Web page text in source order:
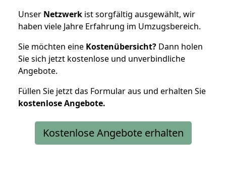
Unser Netzwerk ist sorgfältig ausgewählt, wir
haben viele Jahre Erfahrung im Umzugsbereich.
Sie möchten eine Kostenübersicht? Dann holen
Sie sich jetzt kostenlose und unverbindliche
Angebote.
Füllen Sie jetzt das Formular aus und erhalten Sie
kostenloseAngebote.
Kostenlose Angebote erhalten